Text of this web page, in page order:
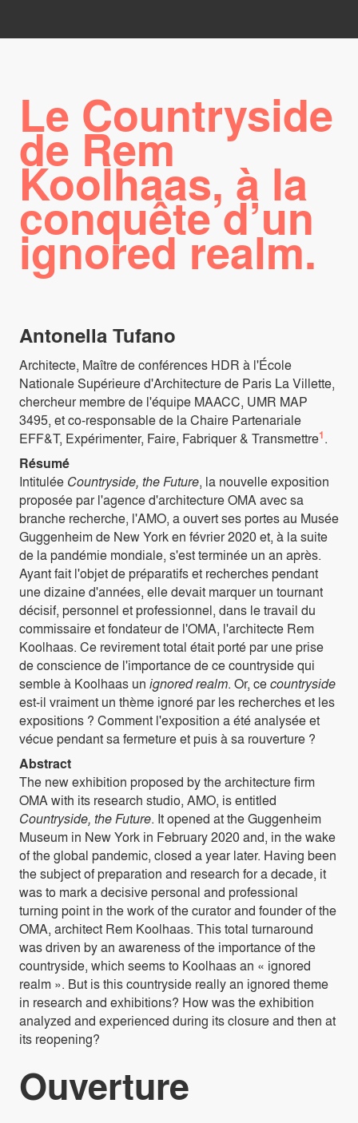
Le Countryside
de Rem
Koolhaas, à la
conquête d’un
ignored realm.
Antonella Tufano
Architecte, Maître de conférences HDR à l'École
Nationale Supérieure d'Architecture de Paris La Villette,
chercheur membre de l'équipe MAACC, UMR MAP
3495, et co-responsable de la Chaire Partenariale
EFF&T, Expérimenter, Faire, Fabriquer & Transmettre1.
Résumé
Intitulée Countryside, the Future, la nouvelle exposition
proposée par l'agence d'architecture OMA avec sa
branche recherche, l'AMO, a ouvert ses portes au Musée
Guggenheim de New York en février 2020 et, à la suite
de la pandémie mondiale, s'est terminée un an après.
Ayant fait l'objet de préparatifs et recherches pendant
une dizaine d'années, elle devait marquer un tournant
décisif, personnel et professionnel, dans le travail du
commissaire et fondateur de l'OMA, l'architecte Rem
Koolhaas. Ce revirement total était porté par une prise
de conscience de l'importance de ce countryside qui
semble à Koolhaas un ignored realm. Or, cecountryside
est-il vraiment un thème ignoré par les recherches et les
expositions ? Comment l'exposition a été analysée et
vécue pendant sa fermeture et puis à sa rouverture ?
Abstract
The new exhibition proposed by the architecture firm
OMA with its research studio, AMO, is entitled
Countryside, the Future. It opened at the Guggenheim
Museum in New York in February 2020 and, in the wake
of the global pandemic, closed a year later. Having been
the subject of preparation and research for a decade, it
was to mark a decisive personal and professional
turning point in the work of the curator and founder of the
OMA, architect Rem Koolhaas. This total turnaround
was driven by an awareness of the importance of the
countryside, which seems to Koolhaas an « ignored
realm ». But is this countryside really an ignored theme
in research and exhibitions? How was the exhibition
analyzed and experienced during its closure and then at
its reopening?
Ouverture